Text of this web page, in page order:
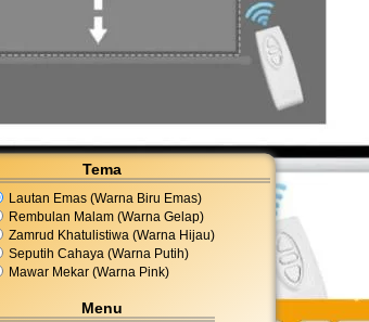
Tema
Lautan Emas (Warna Biru Emas)
Rembulan Malam (Warna Gelap)
Zamrud Khatulistiwa (Warna Hijau)
Seputih Cahaya (Warna Putih)
Mawar Mekar (Warna Pink)
Menu